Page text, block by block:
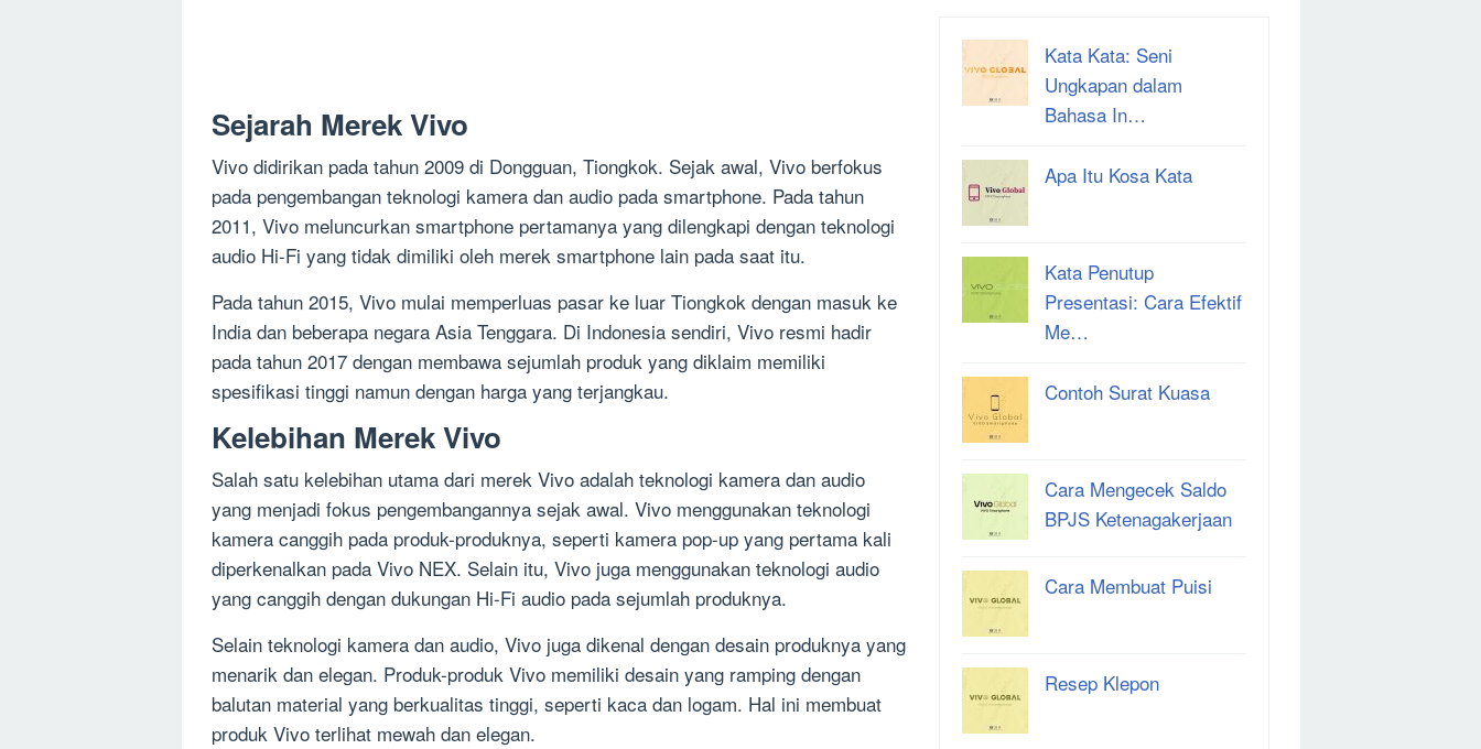
Sejarah Merek Vivo
Vivo didirikan pada tahun 2009 di Dongguan, Tiongkok. Sejak awal, Vivo berfokus
pada pengembangan teknologi kamera dan audio pada smartphone. Pada tahun
2011, Vivo meluncurkan smartphone pertamanya yang dilengkapi dengan teknologi
audio Hi-Fi yang tidak dimiliki oleh merek smartphone lain pada saat itu.
Pada tahun 2015, Vivo mulai memperluas pasar ke luar Tiongkok dengan masuk ke
India dan beberapa negara Asia Tenggara. Di Indonesia sendiri, Vivo resmi hadir
pada tahun 2017 dengan membawa sejumlah produk yang diklaim memiliki
spesifikasi tinggi namun dengan harga yang terjangkau.
Kelebihan Merek Vivo
Salah satu kelebihan utama dari merek Vivo adalah teknologi kamera dan audio
yang menjadi fokus pengembangannya sejak awal. Vivo menggunakan teknologi
kamera canggih pada produk-produknya, seperti kamera pop-up yang pertama kali
diperkenalkan pada Vivo NEX. Selain itu, Vivo juga menggunakan teknologi audio
yang canggih dengan dukungan Hi-Fi audio pada sejumlah produknya.
Selain teknologi kamera dan audio, Vivo juga dikenal dengan desain produknya yang
menarik dan elegan. Produk-produk Vivo memiliki desain yang ramping dengan
balutan material yang berkualitas tinggi, seperti kaca dan logam. Hal ini membuat
produk Vivo terlihat mewah dan elegan.
Kata Kata: Seni
Ungkapan dalam
Bahasa In…
Apa Itu Kosa Kata
Kata Penutup
Presentasi: Cara Efektif
Me…
Contoh Surat Kuasa
Cara Mengecek Saldo
BPJS Ketenagakerjaan
Cara Membuat Puisi
Resep Klepon